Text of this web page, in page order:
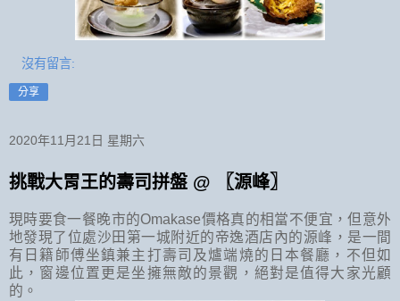
沒有留言:
分享
2020年11月21日 星期六
挑戰大胃王的壽司拼盤 @ 〖源峰〗
現時要食一餐晚市的Omakase價格真的相當不便宜，但意外
地發現了位處沙田第一城附近的帝逸酒店內的源峰，是一間
有日籍師傅坐鎮兼主打壽司及爐端燒的日本餐廳，不但如
此，窗邊位置更是坐擁無敵的景觀，絕對是值得大家光顧
的。